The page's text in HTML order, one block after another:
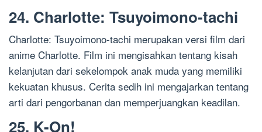
24. Charlotte: Tsuyoimono-tachi
Charlotte: Tsuyoimono-tachi merupakan versi film dari
anime Charlotte. Film ini mengisahkan tentang kisah
kelanjutan dari sekelompok anak muda yang memiliki
kekuatan khusus. Cerita sedih ini mengajarkan tentang
arti dari pengorbanan dan memperjuangkan keadilan.
25. K-On!